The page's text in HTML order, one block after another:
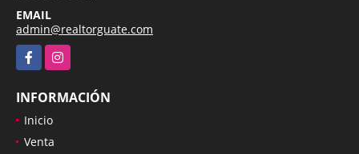
EMAIL
admin@realtorguate.com
FacebookInstagram
INFORMACIÓN
Inicio
Venta